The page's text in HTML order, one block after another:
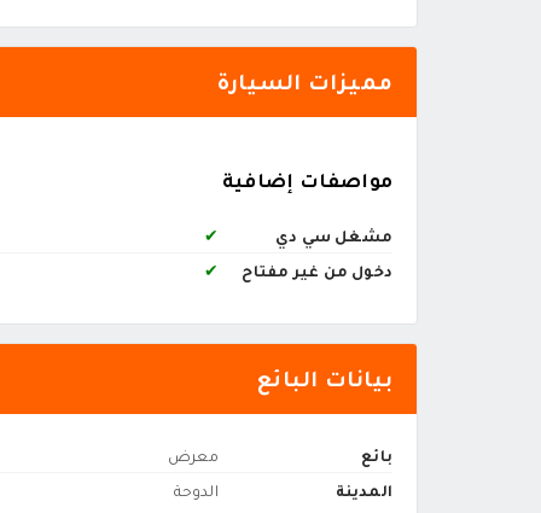
مميزات السيارة
مواصفات إضافية
مشغل سي دي
✔
دخول من غير مفتاح
✔
بيانات البائع
بائع
معرض
المدينة
الدوحة